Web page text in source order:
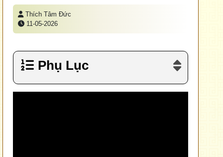
Thích Tâm Đức
11-05-2026
Phụ Lục